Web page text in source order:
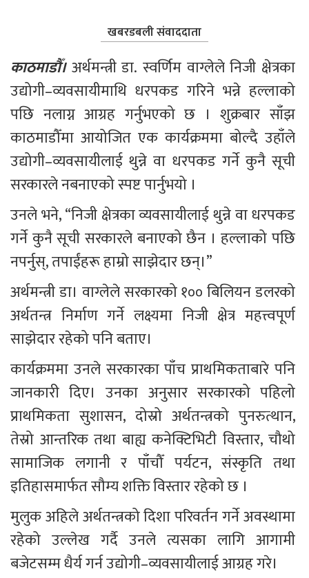
खबरडबली संवाददाता
काठमाडौँ। अर्थमन्त्री डा. स्वर्णिम वाग्लेले निजी क्षेत्रका
उद्योगी–व्यवसायीमाथि धरपकड गरिने भन्ने हल्लाको
पछि नलाग्न आग्रह गर्नुभएको छ । शुक्रबार साँझ
काठमाडौँमा आयोजित एक कार्यक्रममा बोल्दै उहाँले
उद्योगी–व्यवसायीलाई थुन्ने वा धरपकड गर्ने कुनै सूची
सरकारले नबनाएको स्पष्ट पार्नुभयो ।
उनले भने, “निजी क्षेत्रका व्यवसायीलाई थुन्ने वा धरपकड
गर्ने कुनै सूची सरकारले बनाएको छैन । हल्लाको पछि
नपर्नुस्, तपाईंहरू हाम्रो साझेदार छन्।”
अर्थमन्त्री डा। वाग्लेले सरकारको १०० बिलियन डलरको
अर्थतन्त्र निर्माण गर्ने लक्ष्यमा निजी क्षेत्र महत्त्वपूर्ण
साझेदार रहेको पनि बताए।
कार्यक्रममा उनले सरकारका पाँच प्राथमिकताबारे पनि
जानकारी दिए। उनका अनुसार सरकारको पहिलो
प्राथमिकता सुशासन, दोस्रो अर्थतन्त्रको पुनरुत्थान,
तेस्रो आन्तरिक तथा बाह्य कनेक्टिभिटी विस्तार, चौथो
सामाजिक लगानी र पाँचौँ पर्यटन, संस्कृति तथा
इतिहासमार्फत सौम्य शक्ति विस्तार रहेको छ ।
मुलुक अहिले अर्थतन्त्रको दिशा परिवर्तन गर्ने अवस्थामा
रहेको उल्लेख गर्दै उनले त्यसका लागि आगामी
बजेटसम्म धैर्य गर्न उद्योगी–व्यवसायीलाई आग्रह गरे।